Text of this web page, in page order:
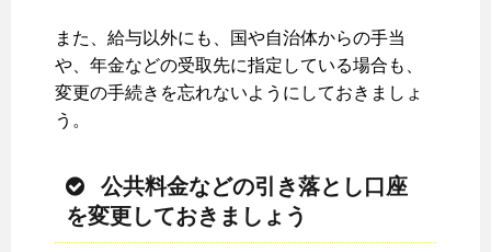
また、給与以外にも、国や自治体からの手当
や、年金などの受取先に指定している場合も、
変更の手続きを忘れないようにしておきましょ
う。
公共料金などの引き落とし口座
を変更しておきましょう